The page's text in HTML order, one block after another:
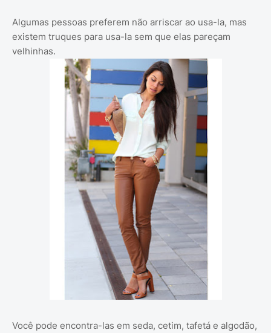
Algumas pessoas preferem não arriscar ao usa-la, mas
existem truques para usa-la sem que elas pareçam
velhinhas.
Você pode encontra-las em seda, cetim, tafetá e algodão,